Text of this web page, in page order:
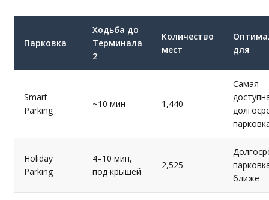
Парковка
Ходьба до
Терминала
2
Количество
мест
для
Smart
Parking
~10 мин 1,440
Самая
Holiday
Parking
4–10 мин,
под крышей
2,525
ближе